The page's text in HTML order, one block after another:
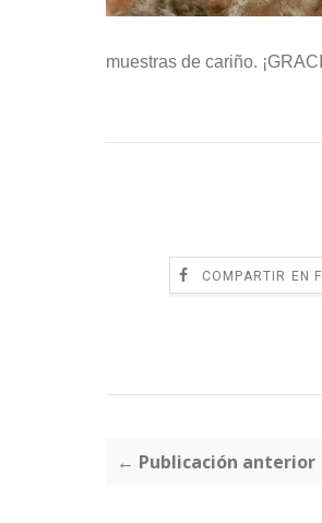
muestras de cariño.
COMPARTIR EN
← Publicación anterior